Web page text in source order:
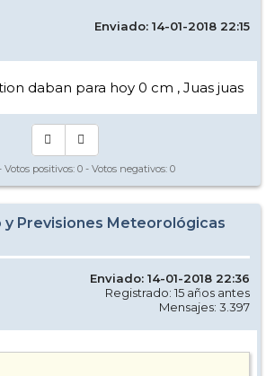
Enviado: 14-01-2018 22:15
daban para hoy 0 cm , Juas juas
Votos positivos: 0 - Votos negativos: 0
y Previsiones Meteorológicas
Enviado: 14-01-2018 22:36
Registrado: 15 años antes
Mensajes: 3.397